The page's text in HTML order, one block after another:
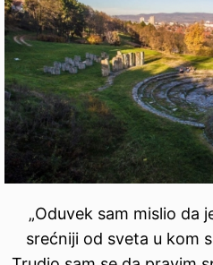
„Oduvek sam mislio da
srećniji od sveta u kom